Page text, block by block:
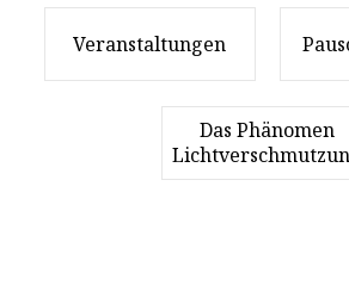
Veranstaltungen
Das Phänomen